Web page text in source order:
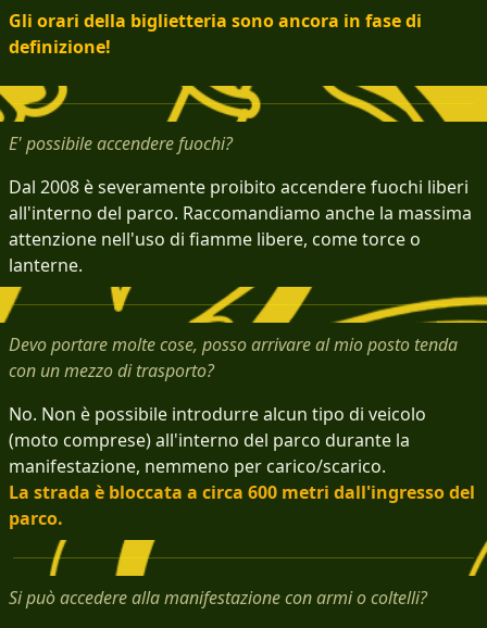
Gli orari della biglietteria sono ancora in fase di
definizione!
E' possibile accendere fuochi?
Dal 2008 è severamente proibito accendere fuochi liberi
all'interno del parco. Raccomandiamo anche la massima
attenzione nell'uso di fiamme libere, come torce o
lanterne.
Devo portare molte cose, posso arrivare al mio posto tenda
con un mezzo di trasporto?
No. Non è possibile introdurre alcun tipo di veicolo
(moto comprese) all'interno del parco durante la
manifestazione, nemmeno per carico/scarico.
La strada è bloccata a circa 600 metri dall'ingresso del
parco.
Si può accedere alla manifestazione con armi o coltelli?